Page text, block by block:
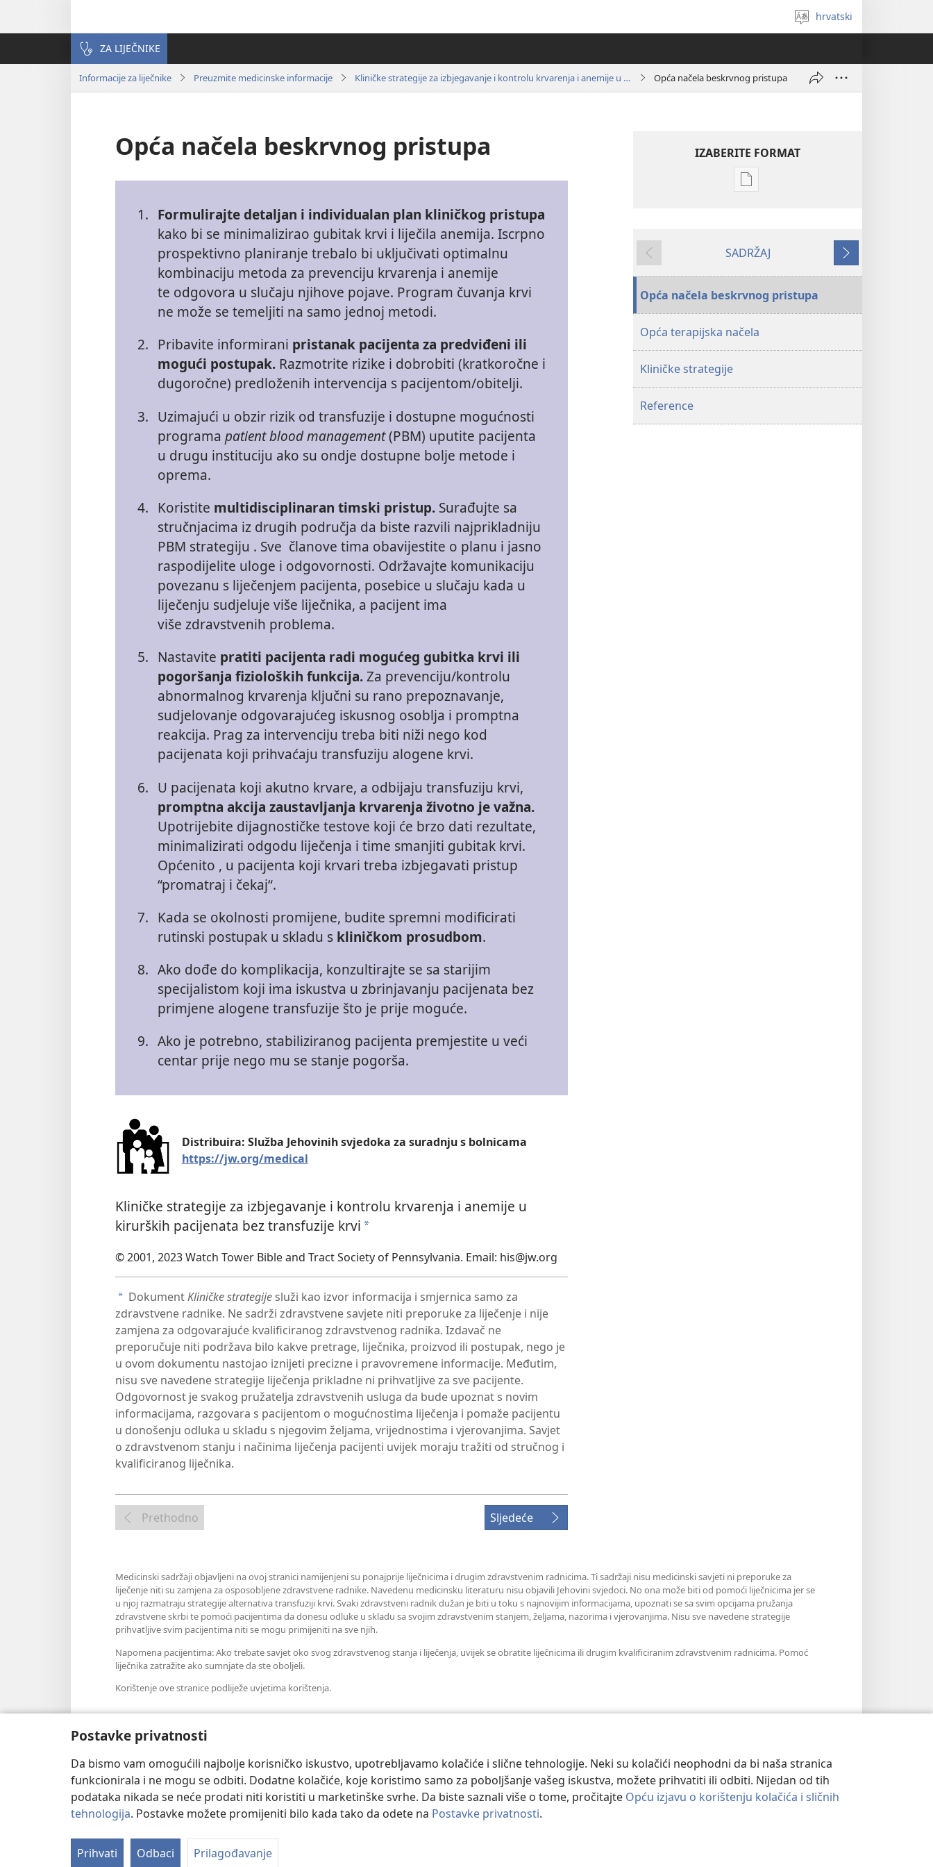
Postavke privatnosti
Da bismo vam omogućili najbolje korisničko iskustvo, upotrebljavamo kolačiće i slične tehnologije. Neki su kolačići neophodni da bi naša stranica
funkcionirala i ne mogu se odbiti. Dodatne kolačiće, koje koristimo samo za poboljšanje vašeg iskustva, možete prihvatiti ili odbiti. Nijedan od tih
podataka nikada se neće prodati niti koristiti u marketinške svrhe. Da biste saznali više o tome, pročitajte Opću izjavu o korištenju kolačića i sličnih
tehnologija. Postavke možete promijeniti bilo kada tako da odete na Postavke privatnosti.
Prihvati Odbaci Prilagođavanje
Izaberi
jezik
hrvatski
ZA LIJEČNIKE
Informacije za liječnike Preuzmite medicinske informacije Kliničke strategije za izbjegavanje i kontrolu krvarenja i anemije u kirurških pacijenata bez transfuzije krvi Opća načela beskrvnog pristupa
Opća načela beskrvnog pristupa
1. Formulirajte detaljan i individualan plan kliničkog pristupa
kako bi se minimalizirao gubitak krvi i liječila anemija. Iscrpno
prospektivno planiranje trebalo bi uključivati optimalnu
kombinaciju metoda za prevenciju krvarenja i anemije
te odgovora u slučaju njihove pojave. Program čuvanja krvi
ne može se temeljiti na samo jednoj metodi.
2. Pribavite informirani pristanak pacijenta za predviđeni ili
mogući postupak.Razmotrite rizike i dobrobiti (kratkoročne i
dugoročne) predloženih intervencija s pacijentom/obitelji.
3. Uzimajući u obzir rizik od transfuzije i dostupne mogućnosti
programa patient blood management(PBM) uputite pacijenta
u drugu instituciju ako su ondje dostupne bolje metode i
oprema.
4. Koristite multidisciplinaran timski pristup.Surađujte sa
stručnjacima iz drugih područja da biste razvili najprikladniju
PBM strategiju . Sve članove tima obavijestite o planu i jasno
raspodijelite uloge i odgovornosti. Održavajte komunikaciju
povezanu s liječenjem pacijenta, posebice u slučaju kada u
liječenju sudjeluje više liječnika, a pacijent ima
više zdravstvenih problema.
5. Nastavite pratiti pacijenta radi mogućeg gubitka krvi ili
pogoršanja fizioloških funkcija.Za prevenciju/kontrolu
abnormalnog krvarenja ključni su rano prepoznavanje,
sudjelovanje odgovarajućeg iskusnog osoblja i promptna
reakcija. Prag za intervenciju treba biti niži nego kod
pacijenata koji prihvaćaju transfuziju alogene krvi.
6. U pacijenata koji akutno krvare, a odbijaju transfuziju krvi,
promptna akcija zaustavljanja krvarenja životno je važna.
Upotrijebite dijagnostičke testove koji će brzo dati rezultate,
minimalizirati odgodu liječenja i time smanjiti gubitak krvi.
Općenito , u pacijenta koji krvari treba izbjegavati pristup
“promatraj i čekaj“.
7. Kada se okolnosti promijene, budite spremni modificirati
rutinski postupak u skladu s kliničkom prosudbom.
8. Ako dođe do komplikacija, konzultirajte se sa starijim
specijalistom koji ima iskustva u zbrinjavanju pacijenata bez
primjene alogene transfuzije što je prije moguće.
9. Ako je potrebno, stabiliziranog pacijenta premjestite u veći
centar prije nego mu se stanje pogorša.
Distribuira: Služba Jehovinih svjedoka za suradnju s bolnicama
https://jw.org/medical
Kliničke strategije za izbjegavanje i kontrolu krvarenja i anemije u
kirurških pacijenata bez transfuzije krvi a
© 2001, 2023 Watch Tower Bible and Tract Society of Pennsylvania. Email: his@jw.org
a DokumentKliničke strategije služi kao izvor informacija i smjernica samo za
zdravstvene radnike. Ne sadrži zdravstvene savjete niti preporuke za liječenje i nije
zamjena za odgovarajuće kvalificiranog zdravstvenog radnika. Izdavač ne
preporučuje niti podržava bilo kakve pretrage, liječnika, proizvod ili postupak, nego je
u ovom dokumentu nastojao iznijeti precizne i pravovremene informacije. Međutim,
nisu sve navedene strategije liječenja prikladne ni prihvatljive za sve pacijente.
Odgovornost je svakog pružatelja zdravstvenih usluga da bude upoznat s novim
informacijama, razgovara s pacijentom o mogućnostima liječenja i pomaže pacijentu
u donošenju odluka u skladu s njegovim željama, vrijednostima i vjerovanjima. Savjet
o zdravstvenom stanju i načinima liječenja pacijenti uvijek moraju tražiti od stručnog i
kvalificiranog liječnika.
Prethodno Sljedeće
IZABERITE FORMAT
Postavke
Kliničke
izbjegavanje
kontrolu
krvarenja
anemije
kirurških
Prethodno
SADRŽAJ
Sljedeće
Opća načela beskrvnog pristupa
Opća terapijska načela
Kliničke strategije
Reference
Medicinski sadržaji objavljeni na ovoj stranici namijenjeni su ponajprije liječnicima i drugim zdravstvenim radnicima. Ti sadržaji nisu medicinski savjeti ni preporuke za
liječenje niti su zamjena za osposobljene zdravstvene radnike. Navedenu medicinsku literaturu nisu objavili Jehovini svjedoci. No ona može biti od pomoći liječnicima jer se
u njoj razmatraju strategije alternativa transfuziji krvi. Svaki zdravstveni radnik dužan je biti u toku s najnovijim informacijama, upoznati se sa svim opcijama pružanja
zdravstvene skrbi te pomoći pacijentima da donesu odluke u skladu sa svojim zdravstvenim stanjem, željama, nazorima i vjerovanjima. Nisu sve navedene strategije
prihvatljive svim pacijentima niti se mogu primijeniti na sve njih.
Napomena pacijentima: Ako trebate savjet oko svog zdravstvenog stanja i liječenja, uvijek se obratite liječnicima ili drugim kvalificiranim zdravstvenim radnicima. Pomoć
liječnika zatražite ako sumnjate da ste oboljeli.
Korištenje ove stranice podliježe uvjetima korištenja.
Copyright© 2026 Watch Tower Bible and Tract Society of Pennsylvania. UVJETI KORIŠTENJA